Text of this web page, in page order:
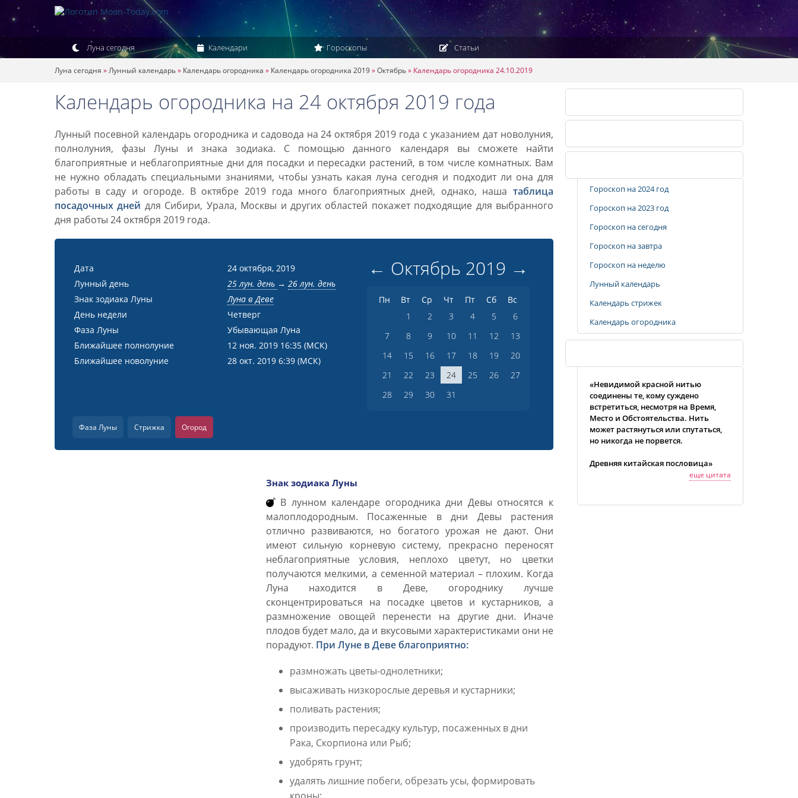
Луна сегодня Календари Гороскопы Статьи
Луна сегодня »Лунный календарь» Календарь огородника » Календарь огородника 2019»Октябрь» Календарь огородника 24.10.2019
Календарь огородника на 24 октября 2019 года
Лунный посевной календарь огородника и садовода на 24 октября 2019 года с указанием дат новолуния,
полнолуния, фазы Луны и знака зодиака. С помощью данного календаря вы сможете найти
благоприятные и неблагоприятные дни для посадки и пересадки растений, в том числе комнатных. Вам
не нужно обладать специальными знаниями, чтобы узнать какая луна сегодня и подходит ли она для
работы в саду и огороде. В октябре 2019 года много благоприятных дней, однако, наша таблица
посадочных дней для Сибири, Урала, Москвы и других областей покажет подходящие для выбранного
дня работы 24 октября 2019 года.
Дата
24 октября, 2019
Лунный день
25 лун. день → 26 лун. день
Знак зодиака Луны
Луна в Деве
День недели
Четверг
Фаза Луны
Убывающая Луна
Ближайшее полнолуние
12 ноя. 2019 16:35 (МСК)
Ближайшее новолуние
28 окт. 2019 6:39 (МСК)
← Октябрь 2019 →
Пн Вт Ср Чт Пт Сб
Вс
1
2 3 4 5
6
7
8 9 10 11 12
13
14
15 16 17 18 19
20
21
22 23 24 25 26
27
28
29 30 31
Фаза Луны Стрижка Огород
Знак зодиака Луны
В лунном календаре огородника дни Девы относятся к
малоплодородным. Посаженные в дни Девы растения
отлично развиваются, но богатого урожая не дают. Они
имеют сильную корневую систему, прекрасно переносят
неблагоприятные условия, неплохо цветут, но цветки
получаются мелкими, а семенной материал – плохим. Когда
Луна находится в Деве, огороднику лучше
сконцентрироваться на посадке цветов и кустарников, а
размножение овощей перенести на другие дни. Иначе
плодов будет мало, да и вкусовыми характеристиками они не
порадуют. При Луне в Деве благоприятно:
размножать цветы-однолетники;
высаживать низкорослые деревья и кустарники;
поливать растения;
производить пересадку культур, посаженных в дни
Рака, Скорпиона или Рыб;
удобрять грунт;
удалять лишние побеги, обрезать усы, формировать
Гороскоп на 2024 год
Гороскоп на 2023 год
Гороскоп на сегодня
Гороскоп на завтра
Гороскоп на неделю
Лунный календарь
Календарь стрижек
Календарь огородника
«Невидимой красной нитью
соединены те, кому суждено
встретиться, несмотря на Время,
Место и Обстоятельства. Нить
может растянуться или спутаться,
но никогда не порвется.
Древняя китайская пословица»
еще цитата